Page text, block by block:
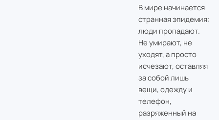
В мире начинается
странная эпидемия:
люди пропадают.
Не умирают, не
уходят, а просто
исчезают, оставляя
за собой лишь
вещи, одежду и
телефон,
разряженный на